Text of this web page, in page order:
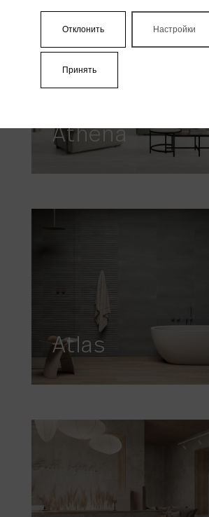
Athena
Atlas
Принять
Отклонить Настройки